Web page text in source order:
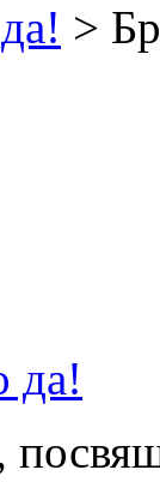
>
да!